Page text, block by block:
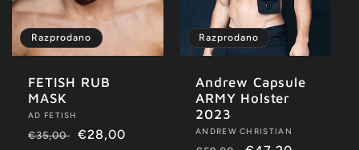
Razprodano
FETISH RUB
MASK
Ponudnik:
AD FETISH
Redna
€35,00
Znižana
€28,00
Razprodano
Andrew Capsule
ARMY Holster
2023
Ponudnik:
ANDREW CHRISTIAN